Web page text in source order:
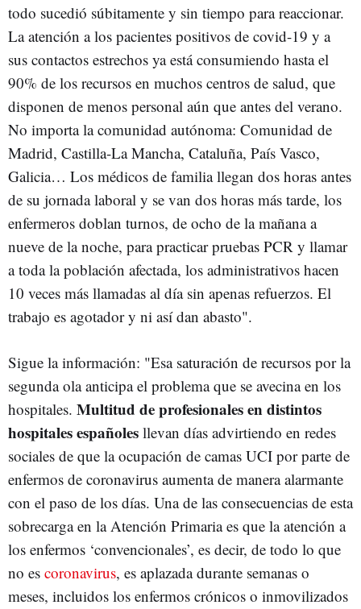
todo sucedió súbitamente y sin tiempo para reaccionar.
La atención a los pacientes positivos de covid-19 y a
sus contactos estrechos ya está consumiendo hasta el
90% de los recursos en muchos centros de salud, que
disponen de menos personal aún que antes del verano.
No importa la comunidad autónoma: Comunidad de
Madrid, Castilla-La Mancha, Cataluña, País Vasco,
Galicia… Los médicos de familia llegan dos horas antes
de su jornada laboral y se van dos horas más tarde, los
enfermeros doblan turnos, de ocho de la mañana a
nueve de la noche, para practicar pruebas PCR y llamar
a toda la población afectada, los administrativos hacen
10 veces más llamadas al día sin apenas refuerzos. El
trabajo es agotador y ni así dan abasto".
Sigue la información: "Esa saturación de recursos por la
segunda ola anticipa el problema que se avecina en los
hospitales. Multitud de profesionales en distintos
hospitales españoles llevan días advirtiendo en redes
sociales de que la ocupación de camas UCI por parte de
enfermos de coronavirus aumenta de manera alarmante
con el paso de los días. Una de las consecuencias de esta
sobrecarga en la Atención Primaria es que la atención a
los enfermos ‘convencionales’, es decir, de todo lo que
no es coronavirus, es aplazada durante semanas o
meses, incluidos los enfermos crónicos o inmovilizados